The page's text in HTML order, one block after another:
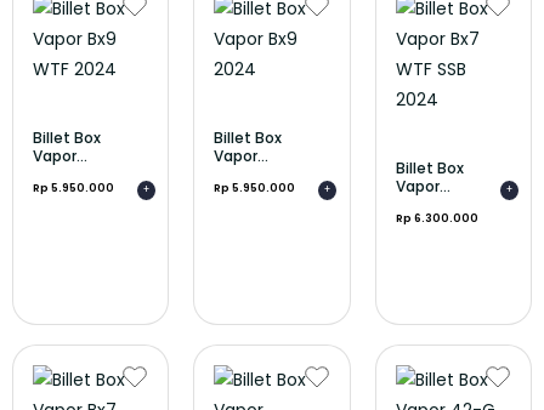
Billet Box
Vapor...
Rp 5.950.000 +
Billet Box
Vapor...
Rp 5.950.000 +
Billet Box
Vapor...
Rp 6.300.000
+